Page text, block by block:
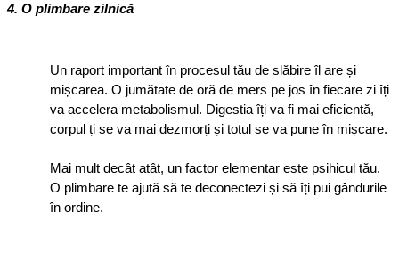
4. O plimbare zilnică
Un raport important în procesul tău de slăbire îl are și
mișcarea. O jumătate de oră de mers pe jos în fiecare zi îți
va accelera metabolismul. Digestia îți va fi mai eficientă,
corpul ți se va mai dezmorți și totul se va pune în mișcare.
Mai mult decât atât, un factor elementar este psihicul tău.
O plimbare te ajută să te deconectezi și să îți pui gândurile
în ordine.